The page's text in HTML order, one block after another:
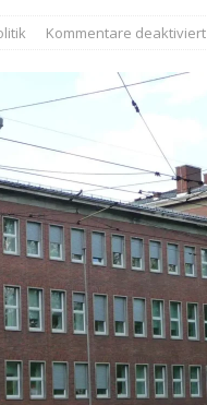
Kommentare deaktiviert